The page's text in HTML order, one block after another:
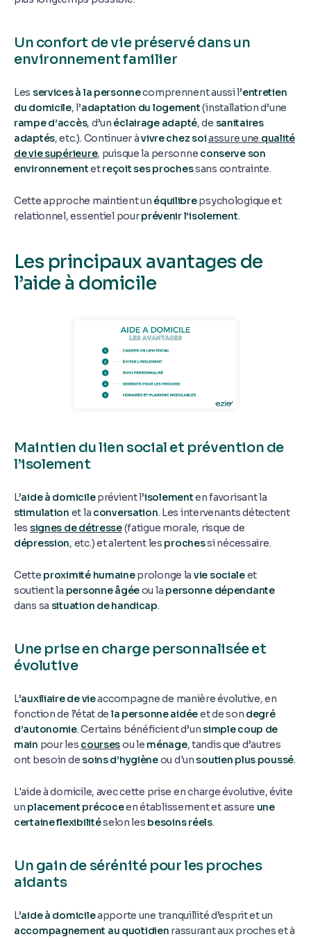
Un confort de vie préservé dans un
environnement familier
Les services à la personnecomprennent aussi l’entretien
du domicile, l’adaptation du logement(installation d’une
rampe d’accès, d’un éclairage adapté, de sanitaires
adaptés, etc.). Continuer àvivre chez soiassure une qualité
de vie supérieure, puisque la personne conserve son
environnementetreçoit ses prochessans contrainte.
Cette approche maintient un équilibrepsychologique et
relationnel, essentiel pourprévenir l’isolement.
Les principaux avantages de
l’aide à domicile
Maintien du lien social et prévention de
l’isolement
L’aide à domicileprévient l’isolementen favorisant la
stimulation et la conversation. Les intervenants détectent
les signes de détresse(fatigue morale, risque de
dépression, etc.) et alertent les prochessi nécessaire.
Cette proximité humaineprolonge la vie socialeet
soutient la personne âgéeou la personne dépendante
dans sa situation de handicap.
Une prise en charge personnalisée et
évolutive
L’auxiliaire de vieaccompagne de manière évolutive, en
fonction de l’état de la personne aidéeet de son degré
d’autonomie. Certains bénéficient d’un simple coup de
main pour les coursesou le ménage, tandis que d’autres
ont besoin de soins d’hygièneou d'un soutien plus poussé.
L'aide à domicile, avec cette prise en charge évolutive, évite
un placement précoceen établissement et assure une
certaine flexibilitéselon les besoins réels.
Un gain de sérénité pour les proches
aidants
L’aide à domicileapporte une tranquillité d’esprit et un
accompagnement au quotidien rassurant aux proches et à